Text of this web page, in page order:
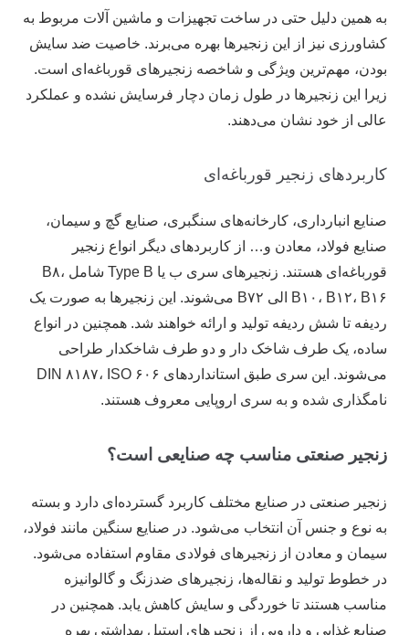
به همین دلیل حتی در ساخت تجهیزات و ماشین آلات مربوط به
کشاورزی نیز از این زنجیر‌ها بهره می‌برند. خاصیت ضد سایش
بودن، مهم‌ترین ویژگی و شاخصه زنجیر‌های قورباغه‌ای است.
زیرا این زنجیر‌ها در طول زمان دچار فرسایش نشده و عملکرد
عالی از خود نشان می‌دهند.
کاربردهای زنجیر قورباغه‌ای
صنایع انبارداری، کارخانه‌های سنگبری، صنایع گچ و سیمان،
صنایع فولاد، معادن و… از کاربرد‌های دیگر انواع زنجیر
قورباغه‌ای هستند. زنجیر‌های سری ب یا Type B شامل B۸،
B۱۰، B۱۲، B۱۶ الی B۷۲ می‌شوند. این زنجیر‌ها به صورت یک
ردیفه تا شش ردیفه تولید و ارائه خواهند شد. همچنین در انواع
ساده، یک طرف شاخک دار و دو طرف شاخکدار طراحی
می‌شوند. این سری طبق استاندارد‌های DIN ۸۱۸۷، ISO ۶۰۶
نامگذاری شده و به سری اروپایی معروف هستند.
زنجیر صنعتی مناسب چه صنایعی است؟
زنجیر صنعتی در صنایع مختلف کاربرد گسترده‌ای دارد و بسته
به نوع و جنس آن انتخاب می‌شود. در صنایع سنگین مانند فولاد،
سیمان و معادن از زنجیرهای فولادی مقاوم استفاده می‌شود.
در خطوط تولید و نقاله‌ها، زنجیرهای ضدزنگ و گالوانیزه
مناسب هستند تا خوردگی و سایش کاهش یابد. همچنین در
صنایع غذایی و دارویی از زنجیرهای استیل بهداشتی بهره